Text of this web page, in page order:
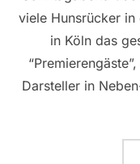
viele Hunsrücker
in Köln das
Darsteller in